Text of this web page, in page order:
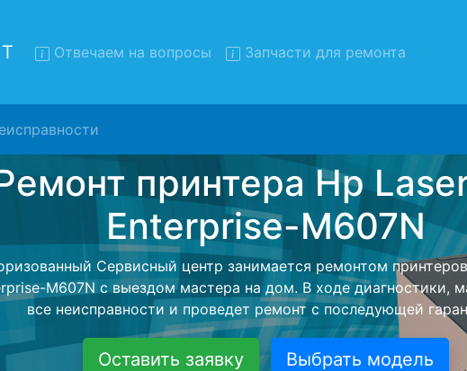
Отвечаем на вопросы Запчасти для ремонта
принтеров Hp LaserJet-
M607N с вывозом в сервис
принтеров Hp LaserJet-Enterprise-M607N с вывозом в
- с помощью нашей бесплатной услуги, специалист
дальнейшего более детального ремонта. Оговоренная
останется неизменно при возвращении видеотехники
Оставить заявку Выбрать модель